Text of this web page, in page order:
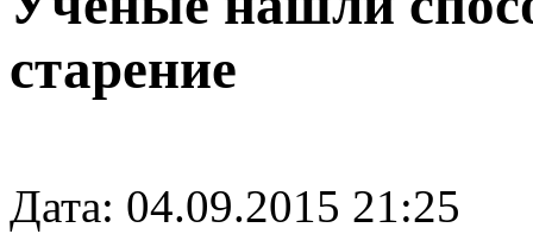
старение
Дата: 04.09.2015 21:25